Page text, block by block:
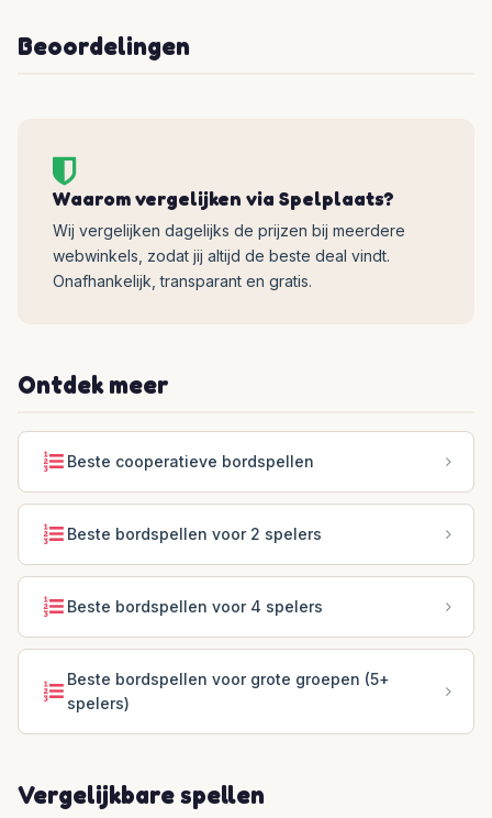
Beoordelingen
Waarom vergelijken via Spelplaats?
Wij vergelijken dagelijks de prijzen bij meerdere
webwinkels, zodat jij altijd de beste deal vindt.
Onafhankelijk, transparant en gratis.
Ontdek meer
Beste cooperatieve bordspellen
Beste bordspellen voor 2 spelers
Beste bordspellen voor 4 spelers
Beste bordspellen voor grote groepen (5+
spelers)
Vergelijkbare spellen